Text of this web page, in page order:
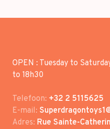
OPEN : Tuesday to
to 18h30
Telefoon: +32 2 5115625
E-mail:
Adres: Rue Sainte-